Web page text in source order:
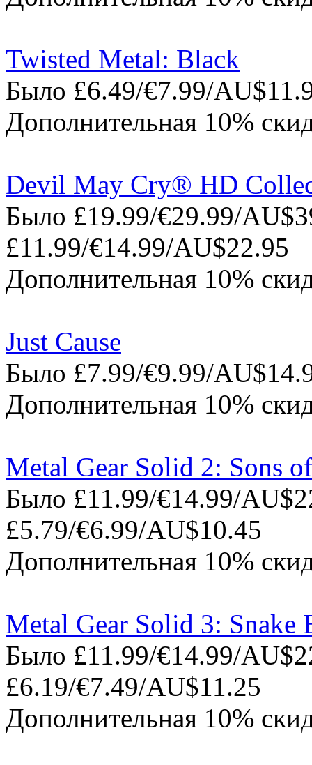
Twisted Metal: Black
Было £6.49/€7.99/
Дополнительная 10%
Devil May Cry® HD
Было £19.99/€29.99/
£11.99/€14.99/AU$22.95
Дополнительная 10%
Just Cause
Было £7.99/€9.99/
Дополнительная 10%
Metal Gear Solid 2: Sons
Было £11.99/€14.99/
£5.79/€6.99/AU$10.45
Дополнительная 10%
Metal Gear Solid 3: Snake
Было £11.99/€14.99/
£6.19/€7.49/AU$11.25
Дополнительная 10%